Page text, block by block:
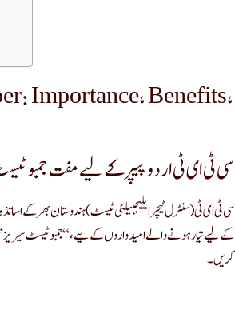
Importance, Benefits,
سی ٹی ای ٹی اردو پیپر کے لیے مفت جمبو
سی ٹی ای ٹی (سنٹرل ٹیچر ایلیجبیلٹی ٹیسٹ) ہندوستان بھر کے
کے لیے تیار ہونے والے امیدواروں کے لیے، “جمبو ٹیسٹ سیریز”
کریں۔